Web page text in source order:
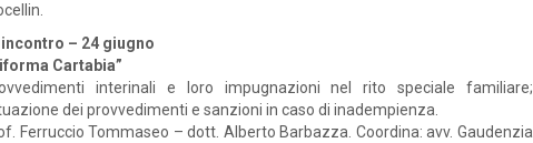
incontro – 24 giugno
Cartabia”
interinali e loro impugnazioni nel rito speciale familiare;
dei provvedimenti e sanzioni in caso di inadempienza.
Ferruccio Tommaseo – dott. Alberto Barbazza. Coordina: avv. Gaudenzia